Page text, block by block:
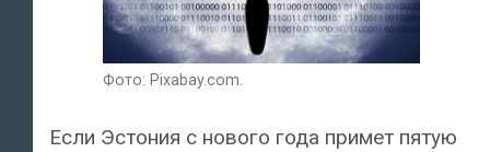
Фото: Pixabay.com.
Если Эстония с нового года примет пятую